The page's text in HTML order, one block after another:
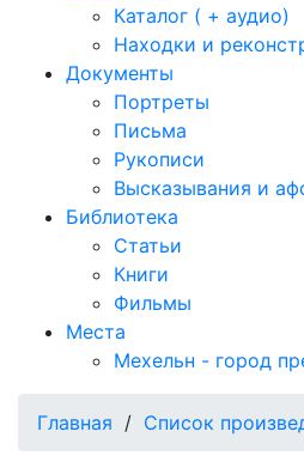
Каталог ( + аудио)
Находки и
Документы
Портреты
Письма
Рукописи
Высказывания и
Библиотека
Статьи
Книги
Фильмы
Места
Мехельн - город
Главная / Список